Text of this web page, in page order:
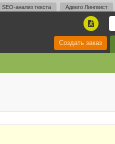
SEO-анализ текста Адвего Лингвист
A
Создать заказ